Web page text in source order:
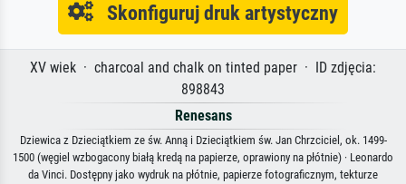
Skonfiguruj druk artystyczny
XV wiek · charcoal and chalk on tinted paper · ID zdjęcia:
898843
Renesans
Dziewica z Dzieciątkiem ze św. Anną i Dzieciątkiem św. Jan Chrzciciel, ok. 1499-
1500 (węgiel wzbogacony białą kredą na papierze, oprawiony na płótnie) · Leonardo
da Vinci. Dostępny jako wydruk na płótnie, papierze fotograficznym, tekturze